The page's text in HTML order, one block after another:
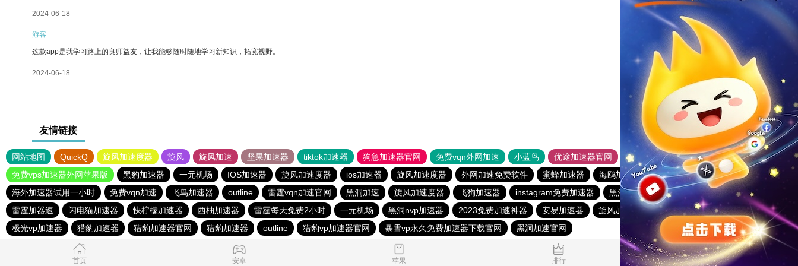
2024-06-18 反对
游客
这款app是我学习路上的良师益友，让我能够随时随地学习新知识，拓宽视野。
2024-06-18 反对[0]
友情链接
网站地图 QuickQ 旋风加速度器 旋风 旋风加速 坚果加速器 tiktok加速器 狗急加速器官网 免费vqn外网加速 小蓝鸟 优途加速器官网 风驰加速器 旋风加速器
八戒看书
免费vps加速器外网苹果版
黑豹加速器 一元机场 IOS加速器 旋风加速度器 ios加速器 旋风加速度器 外网加速免费软件 蜜蜂加速器 海鸥加速器
酷通加速器官网
海外加速器试用一小时
免费vqn加速 飞鸟加速器 outline 雷霆vqn加速官网 黑洞加速 旋风加速度器 飞狗加速器 instagram免费加速器 黑洞vp永久加速器
快连加速器app
雷霆加器速
闪电猫加速器 快柠檬加速器 西柚加速器 雷霆每天免费2小时 一元机场 黑洞nvp加速器 2023免费加速神器 安易加速器 旋风加速度器 飞鱼加速器
黑洞永久加速器
极光vp加速器
猎豹加速器 猎豹加速器官网 猎豹加速器 outline 猎豹vp加速器官网 暴雪vp永久免费加速器下载官网 黑洞加速官网
首页 安卓 苹果 排行 推荐